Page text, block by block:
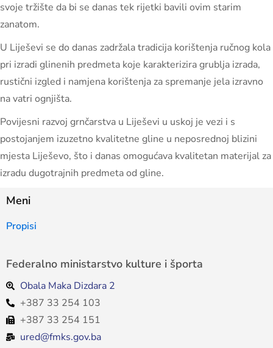
svoje tržište da bi se danas tek rijetki bavili ovim starim
zanatom.
U Liješevi se do danas zadržala tradicija korištenja ručnog kola
pri izradi glinenih predmeta koje karakterizira grublja izrada,
rustični izgled i namjena korištenja za spremanje jela izravno
na vatri ognjišta.
Povijesni razvoj grnčarstva u Liješevi u uskoj je vezi i s
postojanjem izuzetno kvalitetne gline u neposrednoj blizini
mjesta Liješevo, što i danas omogućava kvalitetan materijal za
izradu dugotrajnih predmeta od gline.
Meni
Propisi
Federalno ministarstvo kulture i športa
Obala Maka Dizdara 2
+387 33 254 103
+387 33 254 151
ured@fmks.gov.ba